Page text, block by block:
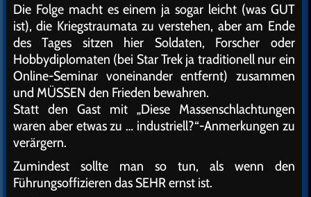
Die Folge macht es einem ja sogar leicht (was GUT
ist), die Kriegstraumata zu verstehen, aber am Ende
des Tages sitzen hier Soldaten, Forscher oder
Hobbydiplomaten (bei Star Trek ja traditionell nur ein
Online-Seminar voneinander entfernt) zusammen
und MÜSSEN den Frieden bewahren.
Statt den Gast mit „Diese Massenschlachtungen
waren aber etwas zu … industriell?“-Anmerkungen zu
verärgern.
Zumindest sollte man so tun, als wenn den
Führungsoffizieren das SEHR ernst ist.